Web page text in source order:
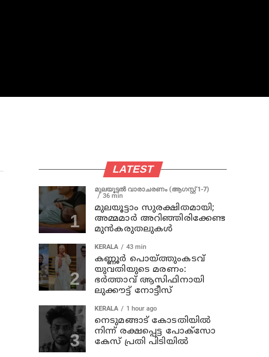
LATEST
മുലയൂട്ടൽ വാരാചരണം (ആഗസ്റ്റ് 1-7)
36 min
മുലയൂട്ടാം സുരക്ഷിതമായി;
അമ്മമാർ അറിഞ്ഞിരിക്കേണ്ട
മുൻകരുതലുകൾ
KERALA 43 min
കണ്ണൂര്‍ പൊയ്ത്തുംകടവ്
യുവതിയുടെ മരണം:
ഭർത്താവ് ആസിഫിനായി
ലുക്കൗട്ട് നോട്ടീസ്
KERALA 1 hour ago
നെടുമങ്ങാട് കോടതിയില്‍
നിന്ന് രക്ഷപ്പെട്ട പോക്‌സോ
കേസ് പ്രതി പിടിയില്‍